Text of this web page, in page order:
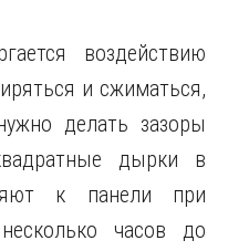
воздействию
и сжиматься,
делать зазоры
дырки в
к панели при
часов до